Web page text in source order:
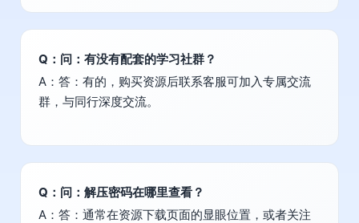
Q：问：有没有配套的学习社群？
A：答：有的，购买资源后联系客服可加入专属交流
群，与同行深度交流。
Q：问：解压密码在哪里查看？
A：答：通常在资源下载页面的显眼位置，或者关注